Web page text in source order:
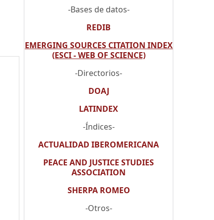
-Bases de datos-
REDIB
EMERGING SOURCES CITATION INDEX
(ESCI - WEB OF SCIENCE)
-Directorios-
DOAJ
LATINDEX
-Índices-
ACTUALIDAD IBEROMERICANA
PEACE AND JUSTICE STUDIES
ASSOCIATION
SHERPA ROMEO
-Otros-